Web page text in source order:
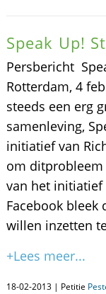
Speak Up!
Persbericht 
Rotterdam, 4
steeds een erg
samenleving,
initiatief van
om ditprobleem
van het
Facebook bleek
willen inzetten
+Lees meer...
18-02-2013 | Petitie